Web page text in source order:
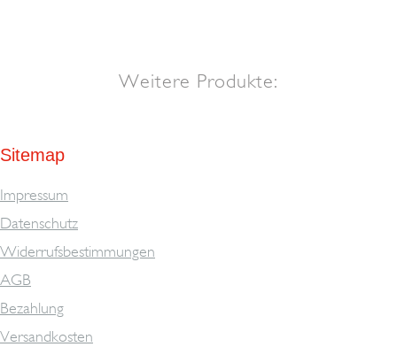
Weitere Produkte:
Sitemap
Impressum
Datenschutz
Widerrufsbestimmungen
AGB
Bezahlung
Versandkosten